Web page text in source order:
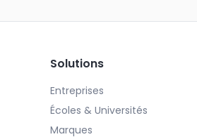
Solutions
Entreprises
Écoles & Universités
Marques